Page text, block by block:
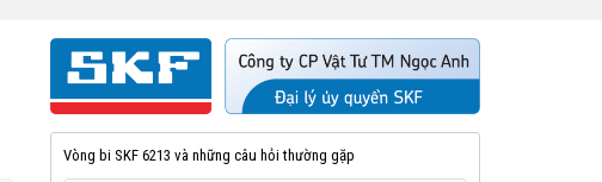
Vòng bi SKF 6213 và những câu hỏi thường gặp